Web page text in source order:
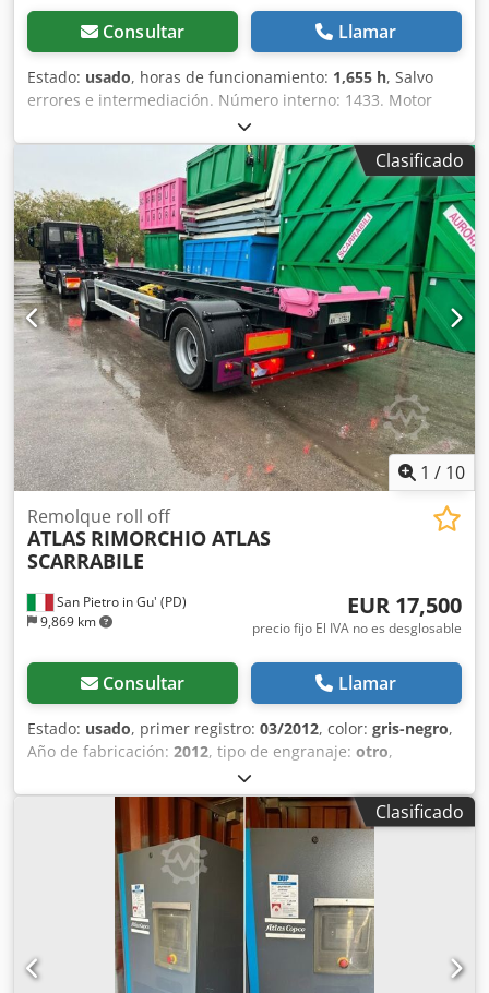
Consultar Llamar
Estado: usado, horas de funcionamiento: 1,655 h, Salvo
errores e intermediación. Número interno: 1433. Motor
PERKINS. El vehículo no ha sido reacondicionado.
Posibilidad de entrega en todo el país con un coste
adicional. Djdpfxezp Avks Aamock Salvo errores e
intermediación. Con gusto aceptaremos su vehículo como
parte del pago. Posibilidad de financiación/leasing, incluso
sin entrada. ¿Tiene alguna pregunta? ¡Estaremos
encantados de asesorarle!
Clasificado
1 / 10
San Pietro in Gu' (PD)
9,869 km
Remolque roll off
ATLAS RIMORCHIO ATLAS
SCARRABILE
EUR 17,500
precio fijo El IVA no es desglosable
Consultar Llamar
Estado: usado, primer registro: 03/2012, color: gris-negro,
Año de fabricación: 2012, tipo de engranaje: otro,
MATRÍCULA: AH12361 TÍTULO: REMOLQUE ATLAS DE
VOLCADO NEUMÁTICO, ARENADO Y REPINTADO REF: 25R02
AÑO: 03/2012 EJES: 2 DISTANCIA ENTRE EJES: 4800
LONGITUD MÁXIMA: 9,16 m ORIGEN: Italia Djdpfjwq Ey Rsx
Aamjck CAPACIDAD DE CARGA: 16400 kg - REMOLQUE:
20000 kg a plena carga TIPO DE EQUIPAMIENTO: de
volcado MODELO DE EQUIPAMIENTO: ATLAS ADR: sí
CAPACIDAD DE CARGA ÚTIL DESDE: 5,00 m + 0,20 m HASTA:
7,00 m + 0,20 m SUSPENSIÓN: neumática FRENOS: de disco
NEUMÁTICOS: 265/70 R19.5 ACCESORIOS - 4 discos de
Clasificado